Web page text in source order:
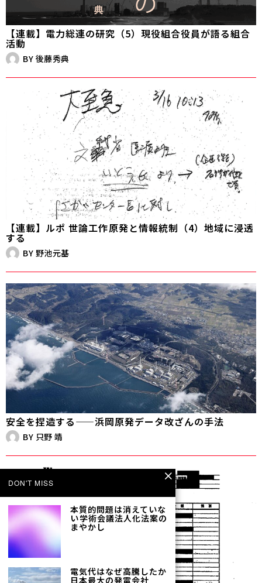
【連載】電力総連の研究（5）現役組合役員が語る組合
活動
BY 後藤秀典
【連載】ルポ 世論工作――原発と情報統制（4）地域に浸透
する
BY 野池元基
安全を捏造する——浜岡原発データ改ざんの手法
BY 只野 靖
DON'T MISS
本質的問題は消えていな
い――学術会議法人化法案の
まやかし
電気代はなぜ高騰したか――
日本最大の発電会社